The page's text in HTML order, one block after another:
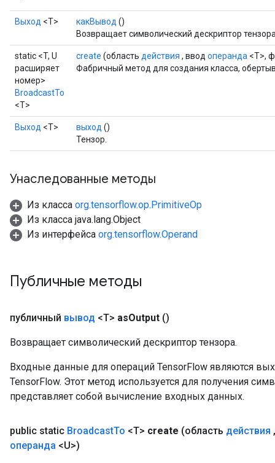
Выход <Т> какВывод ()
Возвращает символический дескриптор
static <T, U
расширяет
номер>
BroadcastTo
<T>
create (область действия , ввод операнда <T>,
Фабричный метод для создания класса,
Выход <Т> выход ()
Тензор.
Унаследованные методы
Из класса org.tensorflow.op.PrimitiveOp
Из класса java.lang.Object
Из интерфейса org.tensorflow.Operand
Публичные методы
публичный вывод <T> asOutput ()
Возвращает символический дескриптор тензора.
Входные данные для операций TensorFlow являются
TensorFlow. Этот метод используется для получения
представляет собой вычисление входных данных.
public static BroadcastTo <T> create (область действия ,
операнда <U>)